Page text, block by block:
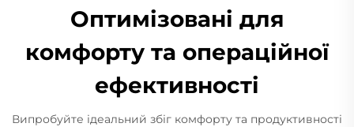
Оптимізовані для
комфорту та операційної
ефективності
Випробуйте ідеальний збіг комфорту та продуктивності